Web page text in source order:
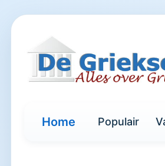
Home Populair